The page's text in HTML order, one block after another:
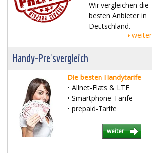
Wir vergleichen die
besten Anbieter in
Deutschland.
weiter
Handy-Preisvergleich
Die besten Handytarife
• Allnet-Flats & LTE
• Smartphone-Tarife
• prepaid-Tarife
weiter